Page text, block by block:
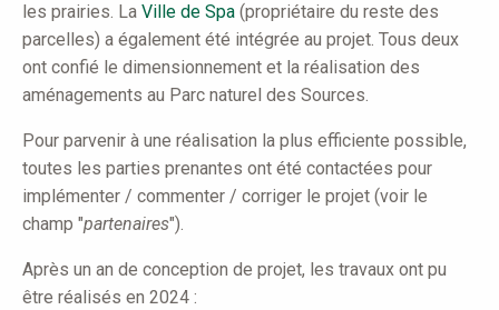
les prairies. La Ville de Spa (propriétaire du reste des
parcelles) a également été intégrée au projet. Tous deux
ont confié le dimensionnement et la réalisation des
aménagements au Parc naturel des Sources.
Pour parvenir à une réalisation la plus efficiente possible,
toutes les parties prenantes ont été contactées pour
implémenter / commenter / corriger le projet (voir le
champ "partenaires").
Après un an de conception de projet, les travaux ont pu
être réalisés en 2024 :